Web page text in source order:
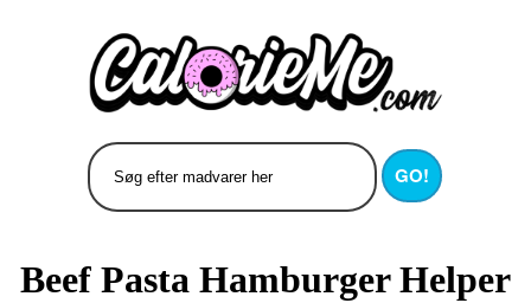
GO!
Beef Pasta Hamburger Helper